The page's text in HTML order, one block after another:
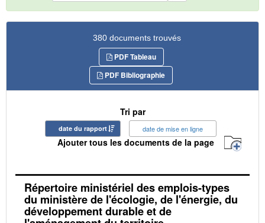
380 documents trouvés
PDF Tableau
PDF Bibliographie
Tri par
date du rapport date de mise en ligne
Ajouter tous les documents de la page
Répertoire ministériel des emplois-types
du ministère de l'écologie, de l'énergie, du
développement durable et de